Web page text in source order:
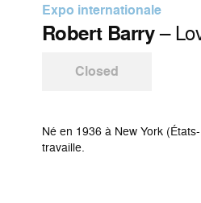
Expo internationale
Robert Barry–
Closed
Né en 1936 à New York
travaille.